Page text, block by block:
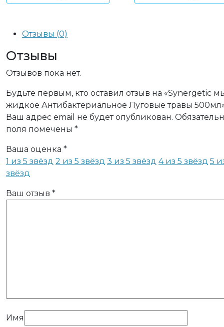
Отзывы (0)
Отзывы
Отзывов пока нет.
Будьте первым, кто оставил отзыв на «Synergetic
жидкое Антибактериальное Луговые травы
Ваш адрес email не будет опубликован.
поля помечены *
Ваша оценка *
1 из 5 звёзд 2 из 5 звёзд 3 из 5 звёзд 4 из 5 звёзд 5
звёзд
Ваш отзыв *
Имя